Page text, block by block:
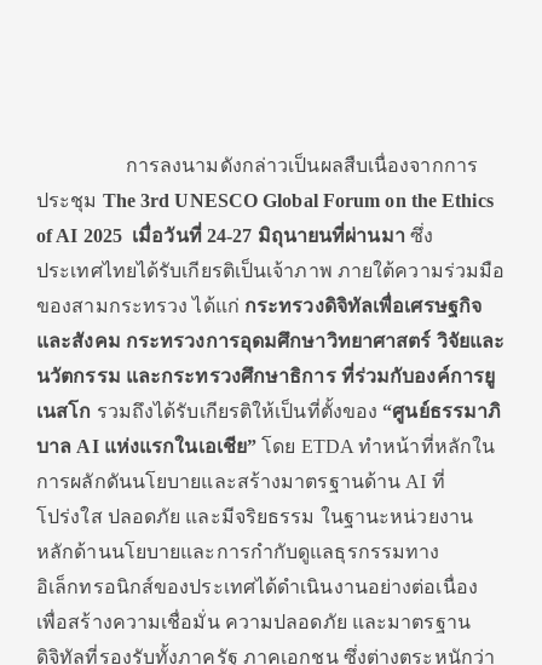
การลงนามดังกล่าวเป็นผลสืบเนื่องจากการ
ประชุม The 3rd UNESCO Global Forum on the Ethics
of AI 2025 เมื่อวันที่ 24-27 มิถุนายนที่ผ่านมา ซึ่ง
ประเทศไทยได้รับเกียรติเป็นเจ้าภาพ ภายใต้ความร่วมมือ
ของสามกระทรวง ได้แก่ กระทรวงดิจิทัลเพื่อเศรษฐกิจ
และสังคม กระทรวงการอุดมศึกษาวิทยาศาสตร์ วิจัยและ
นวัตกรรม และกระทรวงศึกษาธิการ ที่ร่วมกับองค์การยู
เนสโก รวมถึงได้รับเกียรติให้เป็นที่ตั้งของ“ศูนย์ธรรมาภิ
บาล AI แห่งแรกในเอเชีย” โดย ETDA ทำหน้าที่หลักใน
การผลักดันนโยบายและสร้างมาตรฐานด้าน AI ที่
โปร่งใส ปลอดภัย และมีจริยธรรม ในฐานะหน่วยงาน
หลักด้านนโยบายและการกำกับดูแลธุรกรรมทาง
อิเล็กทรอนิกส์ของประเทศได้ดำเนินงานอย่างต่อเนื่อง
เพื่อสร้างความเชื่อมั่น ความปลอดภัย และมาตรฐาน
ดิจิทัลที่รองรับทั้งภาครัฐ ภาคเอกชน ซึ่งต่างตระหนักว่า